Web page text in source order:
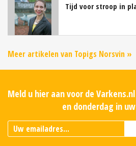
Tijd voor stroop in
Meer artikelen van Topigs Norsvin »
Meld u hier aan voor de
en donderdag in